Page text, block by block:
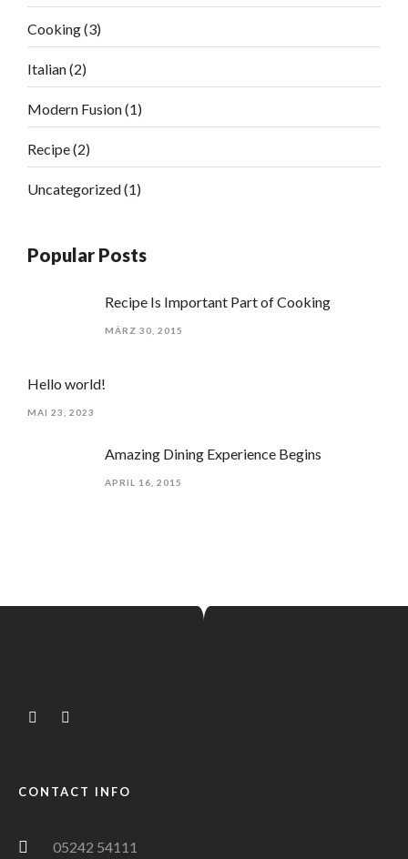
Cooking(3)
Italian(2)
Modern Fusion(1)
Recipe(2)
Uncategorized(1)
Popular Posts
Recipe Is Important Part of Cooking
MÄRZ 30, 2015
Hello world!
MAI 23, 2023
Amazing Dining Experience Begins
APRIL 16, 2015
CONTACT INFO
05242 54111